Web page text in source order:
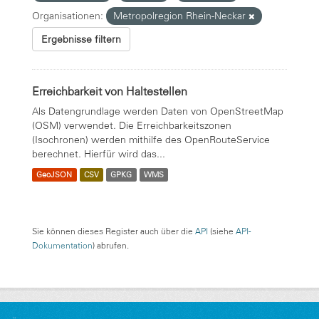
Organisationen:
Metropolregion Rhein-Neckar
Ergebnisse filtern
Erreichbarkeit von Haltestellen
Als Datengrundlage werden Daten von OpenStreetMap
(OSM) verwendet. Die Erreichbarkeitszonen
(Isochronen) werden mithilfe des OpenRouteService
berechnet. Hierfür wird das...
GeoJSON CSV GPKG WMS
Sie können dieses Register auch über die API (siehe API-
Dokumentation) abrufen.